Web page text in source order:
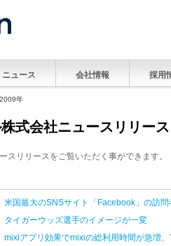
ニュース 会社情報 採用
年
式会社ニュースリリース
スリリースをご覧いただく事ができます。
米国最大のSNSサイト「Facebook」の訪
タイガーウッズ選手のイメージが一変
mixiアプリ効果でmixiの総利用時間が急増